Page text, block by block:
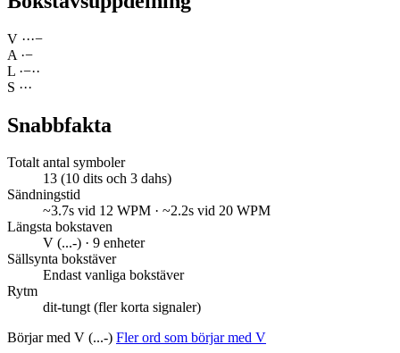
V ···−
A ·−
L ·−··
S ···
Snabbfakta
Totalt antal symboler
13 (10 dits och 3 dahs)
Sändningstid
~3.7s vid 12 WPM · ~2.2s vid 20 WPM
Längsta bokstaven
V (...-) · 9 enheter
Sällsynta bokstäver
Endast vanliga bokstäver
Rytm
dit-tungt (fler korta signaler)
Börjar med V (...-) Fler ord som börjar med V